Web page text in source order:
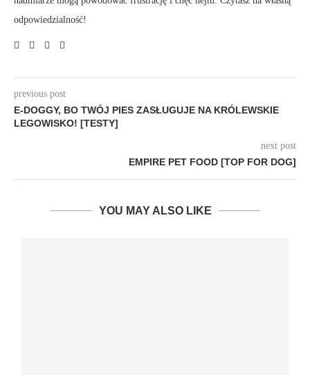
odpowiedzialność!
previous post
E-DOGGY, BO TWÓJ PIES ZASŁUGUJE NA KRÓLEWSKIE
LEGOWISKO! [TESTY]
next post
EMPIRE PET FOOD [TOP FOR DOG]
YOU MAY ALSO LIKE